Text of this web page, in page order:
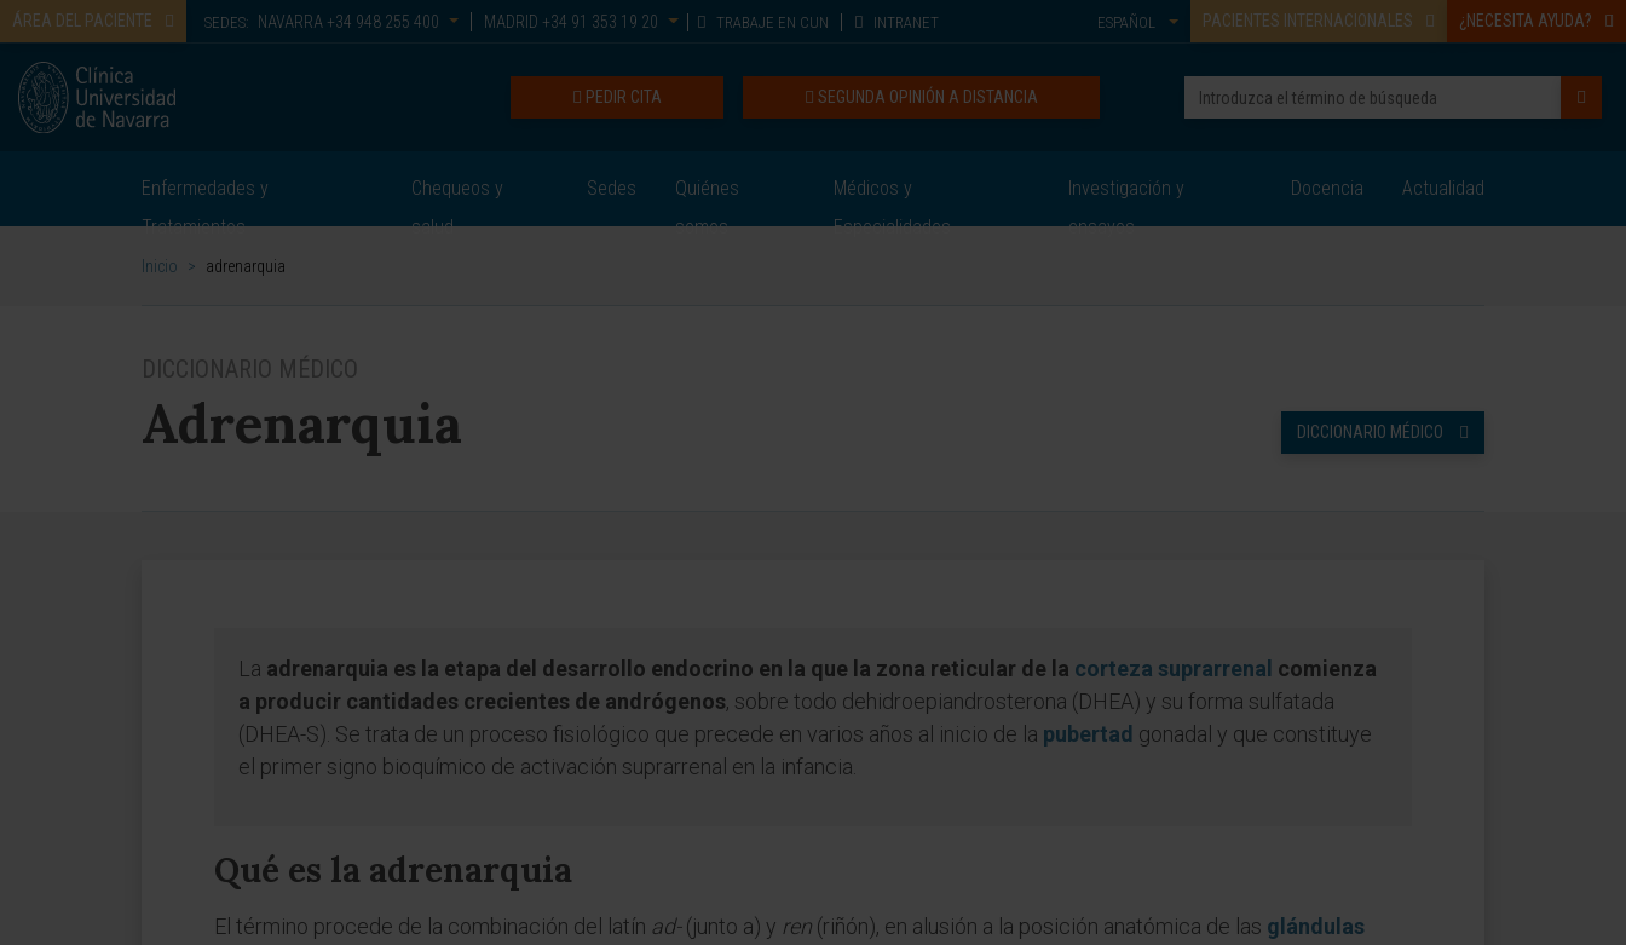
ÁREA DEL PACIENTE SEDES: NAVARRA +34 948 255 400 MADRID +34 91 353 19 20 TRABAJE EN CUN INTRANET PACIENTES INTERNACIONALES ¿NECESITA AYUDA?
ESPAÑOL
SEGUNDA OPINIÓN A DISTANCIA
PEDIR CITA
Enfermedades y
Tratamientos
Chequeos y
salud
Sedes
Quiénes
somos
Médicos y
Especialidades
Investigación y
ensayos
Docencia Actualidad
Inicio > adrenarquia
DICCIONARIO MÉDICO
Adrenarquia DICCIONARIO MÉDICO
La adrenarquia es la etapa del desarrollo endocrino en la que la zona reticular de la corteza suprarrenal comienza
a producir cantidades crecientes de andrógenos, sobre todo dehidroepiandrosterona (DHEA) y su forma sulfatada
(DHEA-S). Se trata de un proceso fisiológico que precede en varios años al inicio de la pubertad gonadal y que constituye
el primer signo bioquímico de activación suprarrenal en la infancia.
Qué es la adrenarquia
El término procede de la combinación del latín ad-(junto a) y ren (riñón), en alusión a la posición anatómica de las glándulas